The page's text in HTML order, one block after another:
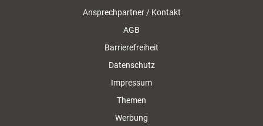
Ansprechpartner / Kontakt
AGB
Barrierefreiheit
Datenschutz
Impressum
Themen
Werbung